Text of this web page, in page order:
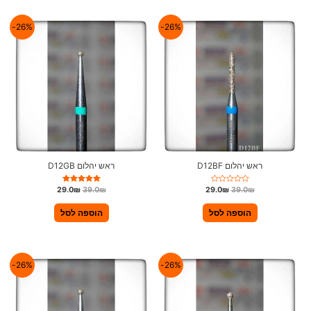
26%-
ראש יהלום D12BF
ד
ר
ג
0
מ
39.0₪
29.0₪
הוספה לסל
26%-
ראש יהלום D12GB
דורג
מתוך 5
39.0₪
29.0₪
הוספה לסל
26%-
26%-